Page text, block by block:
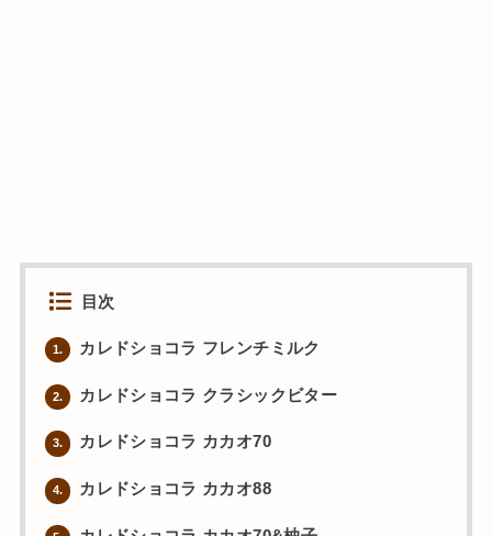
目次
1. カレドショコラ フレンチミルク
2. カレドショコラ クラシックビター
3. カレドショコラ カカオ70
4. カレドショコラ カカオ88